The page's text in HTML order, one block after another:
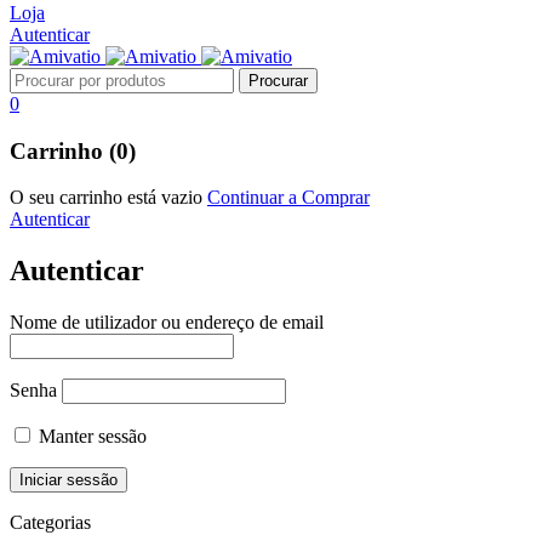
Loja
Autenticar
0
Carrinho (0)
O seu carrinho está vazio Continuar a Comprar
Autenticar
Autenticar
Nome de utilizador ou endereço de email
Senha
Manter sessão
Categorias